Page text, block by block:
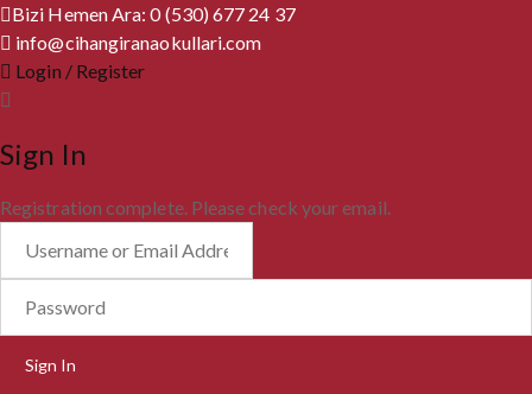
Bizi Hemen Ara: 0 (530) 677 24 37
info@cihangiranaokullari.com
Login / Register
Sign In
Registration complete. Please check your email.